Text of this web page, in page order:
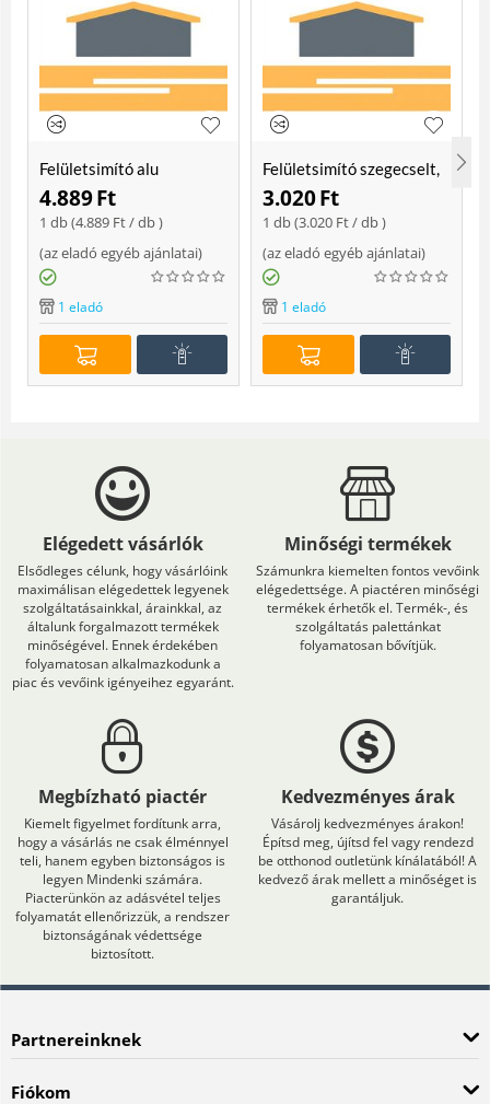
Felületsimító alu
erősített, rome 400 mm
Soft
4.889Ft
1 db (4.889 Ft/ db )
(az eladó egyéb ajánlatai)
1 eladó
Felületsimító szegecselt,
rome 400mm
3.020Ft
1 db (3.020 Ft/ db )
(az eladó egyéb ajánlatai)
1 eladó
Elégedett vásárlók
Elsődleges célunk, hogy vásárlóink
maximálisan elégedettek legyenek
szolgáltatásainkkal, árainkkal, az
általunk forgalmazott termékek
minőségével. Ennek érdekében
folyamatosan alkalmazkodunk a
piac és vevőink igényeihez egyaránt.
Minőségi termékek
Számunkra kiemelten fontos vevőink
elégedettsége. A piactéren minőségi
termékek érhetők el. Termék-, és
szolgáltatás palettánkat
folyamatosan bővítjük.
Megbízható piactér
Kiemelt figyelmet fordítunk arra,
hogy a vásárlás ne csak élménnyel
teli, hanem egyben biztonságos is
legyen Mindenki számára.
Piacterünkön az adásvétel teljes
folyamatát ellenőrizzük, a rendszer
biztonságának védettsége
biztosított.
Kedvezményes árak
Vásárolj kedvezményes árakon!
Építsd meg, újítsd fel vagy rendezd
be otthonod outletünk kínálatából! A
kedvező árak mellett a minőséget is
garantáljuk.
Partnereinknek
Fiókom